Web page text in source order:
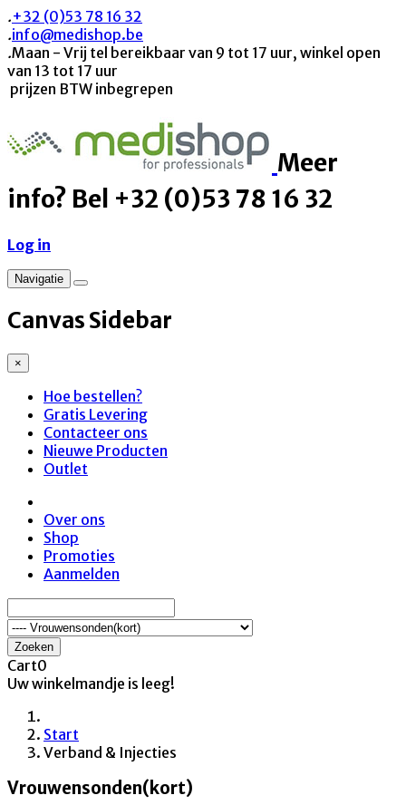
.+32 (0)53 78 16 32
.info@medishop.be
.Maan - Vrij tel bereikbaar van 9 tot 17 uur, winkel open
van 13 tot 17 uur
prijzen BTW inbegrepen
Meer
info? Bel +32 (0)53 78 16 32
Log in
Navigatie
Canvas Sidebar
×
Hoe bestellen?
Gratis Levering
Contacteer ons
Nieuwe Producten
Outlet
Over ons
Shop
Promoties
Aanmelden
Zoeken
Cart0
Uw winkelmandje is leeg!
Start
Verband & Injecties
Vrouwensonden(kort)